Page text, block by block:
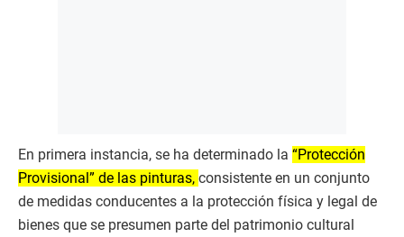
En primera instancia, se ha determinado la “Protección
Provisional” de las pinturas, consistente en un conjunto
de medidas conducentes a la protección física y legal de
bienes que se presumen parte del patrimonio cultural